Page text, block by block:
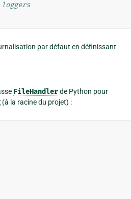
par défaut en définissant
FileHandlerde Python pour
(à la racine du projet) :